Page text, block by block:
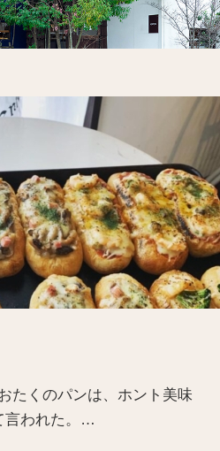
たくのパンは、ホント美味
言われた。…